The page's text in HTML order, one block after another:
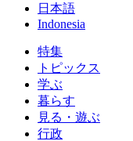
日本語
Indonesia
特集
トピックス
学ぶ
暮らす
見る・遊ぶ
行政